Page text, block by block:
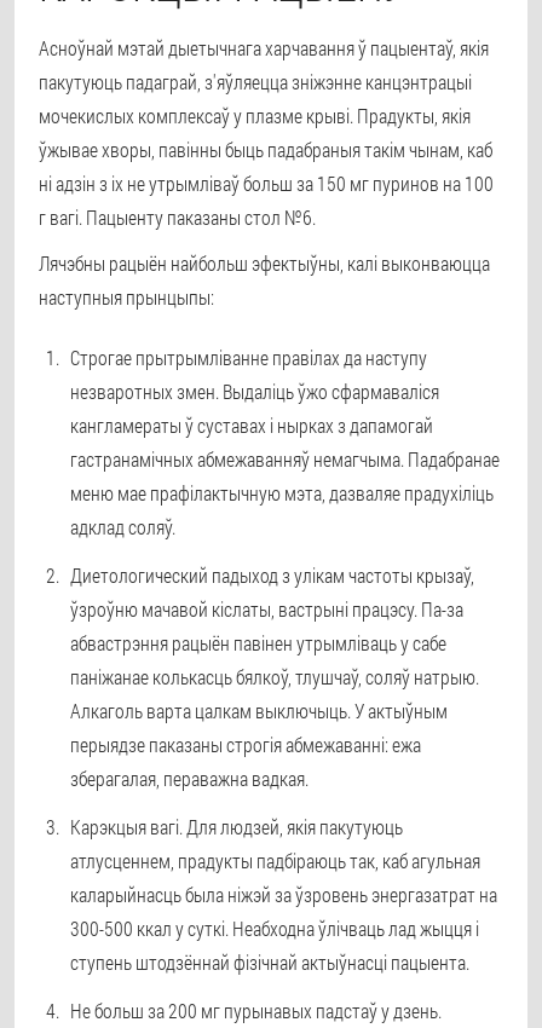
Асноўнай мэтай дыетычнага харчавання ў пацыентаў, якія
пакутуюць падаграй, з'яўляецца зніжэнне канцэнтрацыі
мочекислых комплексаў у плазме крыві. Прадукты, якія
ўжывае хворы, павінны быць падабраныя такім чынам, каб
ні адзін з іх не утрымліваў больш за 150 мг пуринов на 100
г вагі. Пацыенту паказаны стол №6.
Лячэбны рацыён найбольш эфектыўны, калі выконваюцца
наступныя прынцыпы:
Строгае прытрымліванне правілах да наступу
незваротных змен. Выдаліць ўжо сфармаваліся
кангламераты ў суставах і нырках з дапамогай
гастранамічных абмежаванняў немагчыма. Падабранае
меню мае прафілактычную мэта, дазваляе прадухіліць
адклад соляў.
Диетологический падыход з улікам частоты крызаў,
ўзроўню мачавой кіслаты, вастрыні працэсу. Па-за
абвастрэння рацыён павінен утрымліваць у сабе
паніжанае колькасць бялкоў, тлушчаў, соляў натрыю.
Алкаголь варта цалкам выключыць. У актыўным
перыядзе паказаны строгія абмежаванні: ежа
зберагалая, пераважна вадкая.
Карэкцыя вагі. Для людзей, якія пакутуюць
атлусценнем, прадукты падбіраюць так, каб агульная
каларыйнасць была ніжэй за ўзровень энергазатрат на
300-500 ккал у суткі. Неабходна ўлічваць лад жыцця і
ступень штодзённай фізічнай актыўнасці пацыента.
Не больш за 200 мг пурынавых падстаў у дзень.